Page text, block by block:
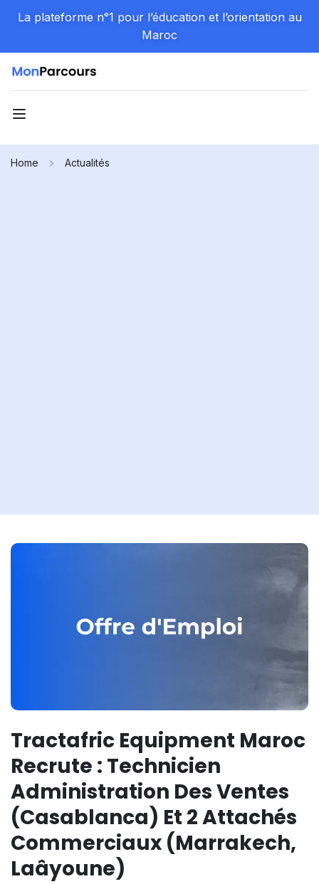
La plateforme n°1 pour l’éducation et l’orientation au
Maroc
Home Actualités
Tractafric Equipment Maroc
Recrute : Technicien
Administration Des Ventes
(Casablanca) Et 2 Attachés
Commerciaux (Marrakech,
Laâyoune)